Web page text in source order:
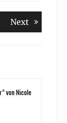
NextNext
von Nicole